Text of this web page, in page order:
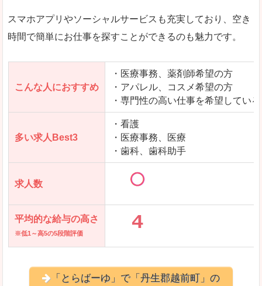
スマホアプリやソーシャルサービスも充実しており、空き
時間で簡単にお仕事を探すことができるのも魅力です。
こんな人におすすめ
・医療事務、薬剤師希望の方
・アパレル、コスメ希望の方
・専門性の高い仕事を希望してい
多い求人Best3
・看護
・医療事務、医療
・歯科、歯科助手
求人数
平均的な給与の高さ
※低1～高5の5段階評価
「とらばーゆ」で「丹生郡越前町」の